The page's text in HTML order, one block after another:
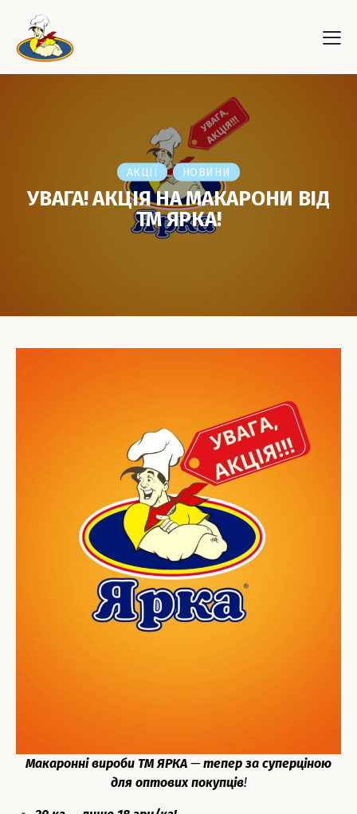
АКЦІЇ НОВИНИ
УВАГА! АКЦІЯ НА МАКАРОНИ ВІД
ТМ ЯРКА!
Макаронні вироби ТМ ЯРКА —тепер за суперціною
для оптових покупців!